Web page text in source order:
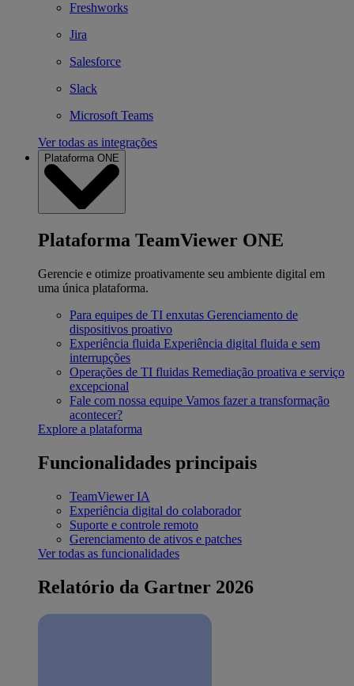
Freshworks
Jira
Salesforce
Slack
Microsoft Teams
Ver todas as integrações
Plataforma ONE
Plataforma TeamViewer ONE
Gerencie e otimize proativamente seu ambiente digital em
uma única plataforma.
Para equipes de TI enxutas Gerenciamento de
dispositivos proativo
Experiência fluida Experiência digital fluida e sem
interrupções
Operações de TI fluidas Remediação proativa e serviço
excepcional
Fale com nossa equipe Vamos fazer a transformação
acontecer?
Explore a plataforma
Funcionalidades principais
TeamViewer IA
Experiência digital do colaborador
Suporte e controle remoto
Gerenciamento de ativos e patches
Ver todas as funcionalidades
Relatório da Gartner 2026